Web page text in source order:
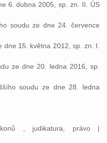
6. dubna 2005, sp. zn. II. ÚS
soudu ze dne 24. července
dne 15. května 2012, sp. zn. I.
ze dne 20. ledna 2016, sp.
soudu ze dne 28. ledna
, judikatura, právo |